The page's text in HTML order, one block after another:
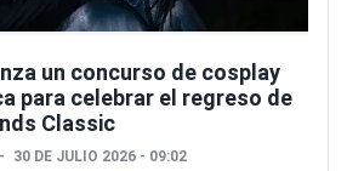
un concurso de cosplay
para celebrar el regreso de
Classic
30 DE JULIO 2026 - 09:02